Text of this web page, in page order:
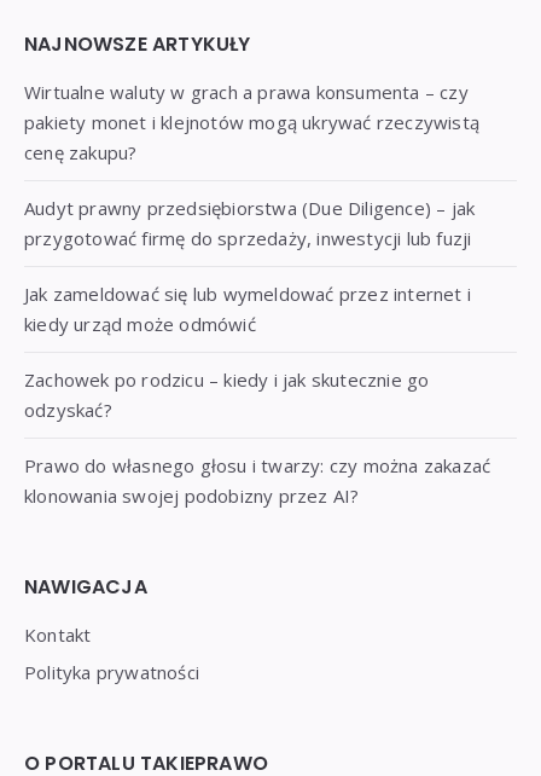
Widgets
NAJNOWSZE ARTYKUŁY
Wirtualne waluty w grach a prawa konsumenta – czy
pakiety monet i klejnotów mogą ukrywać rzeczywistą
cenę zakupu?
Audyt prawny przedsiębiorstwa (Due Diligence) – jak
przygotować firmę do sprzedaży, inwestycji lub fuzji
Jak zameldować się lub wymeldować przez internet i
kiedy urząd może odmówić
Zachowek po rodzicu – kiedy i jak skutecznie go
odzyskać?
Prawo do własnego głosu i twarzy: czy można zakazać
klonowania swojej podobizny przez AI?
NAWIGACJA
Kontakt
Polityka prywatności
O PORTALU TAKIEPRAWO